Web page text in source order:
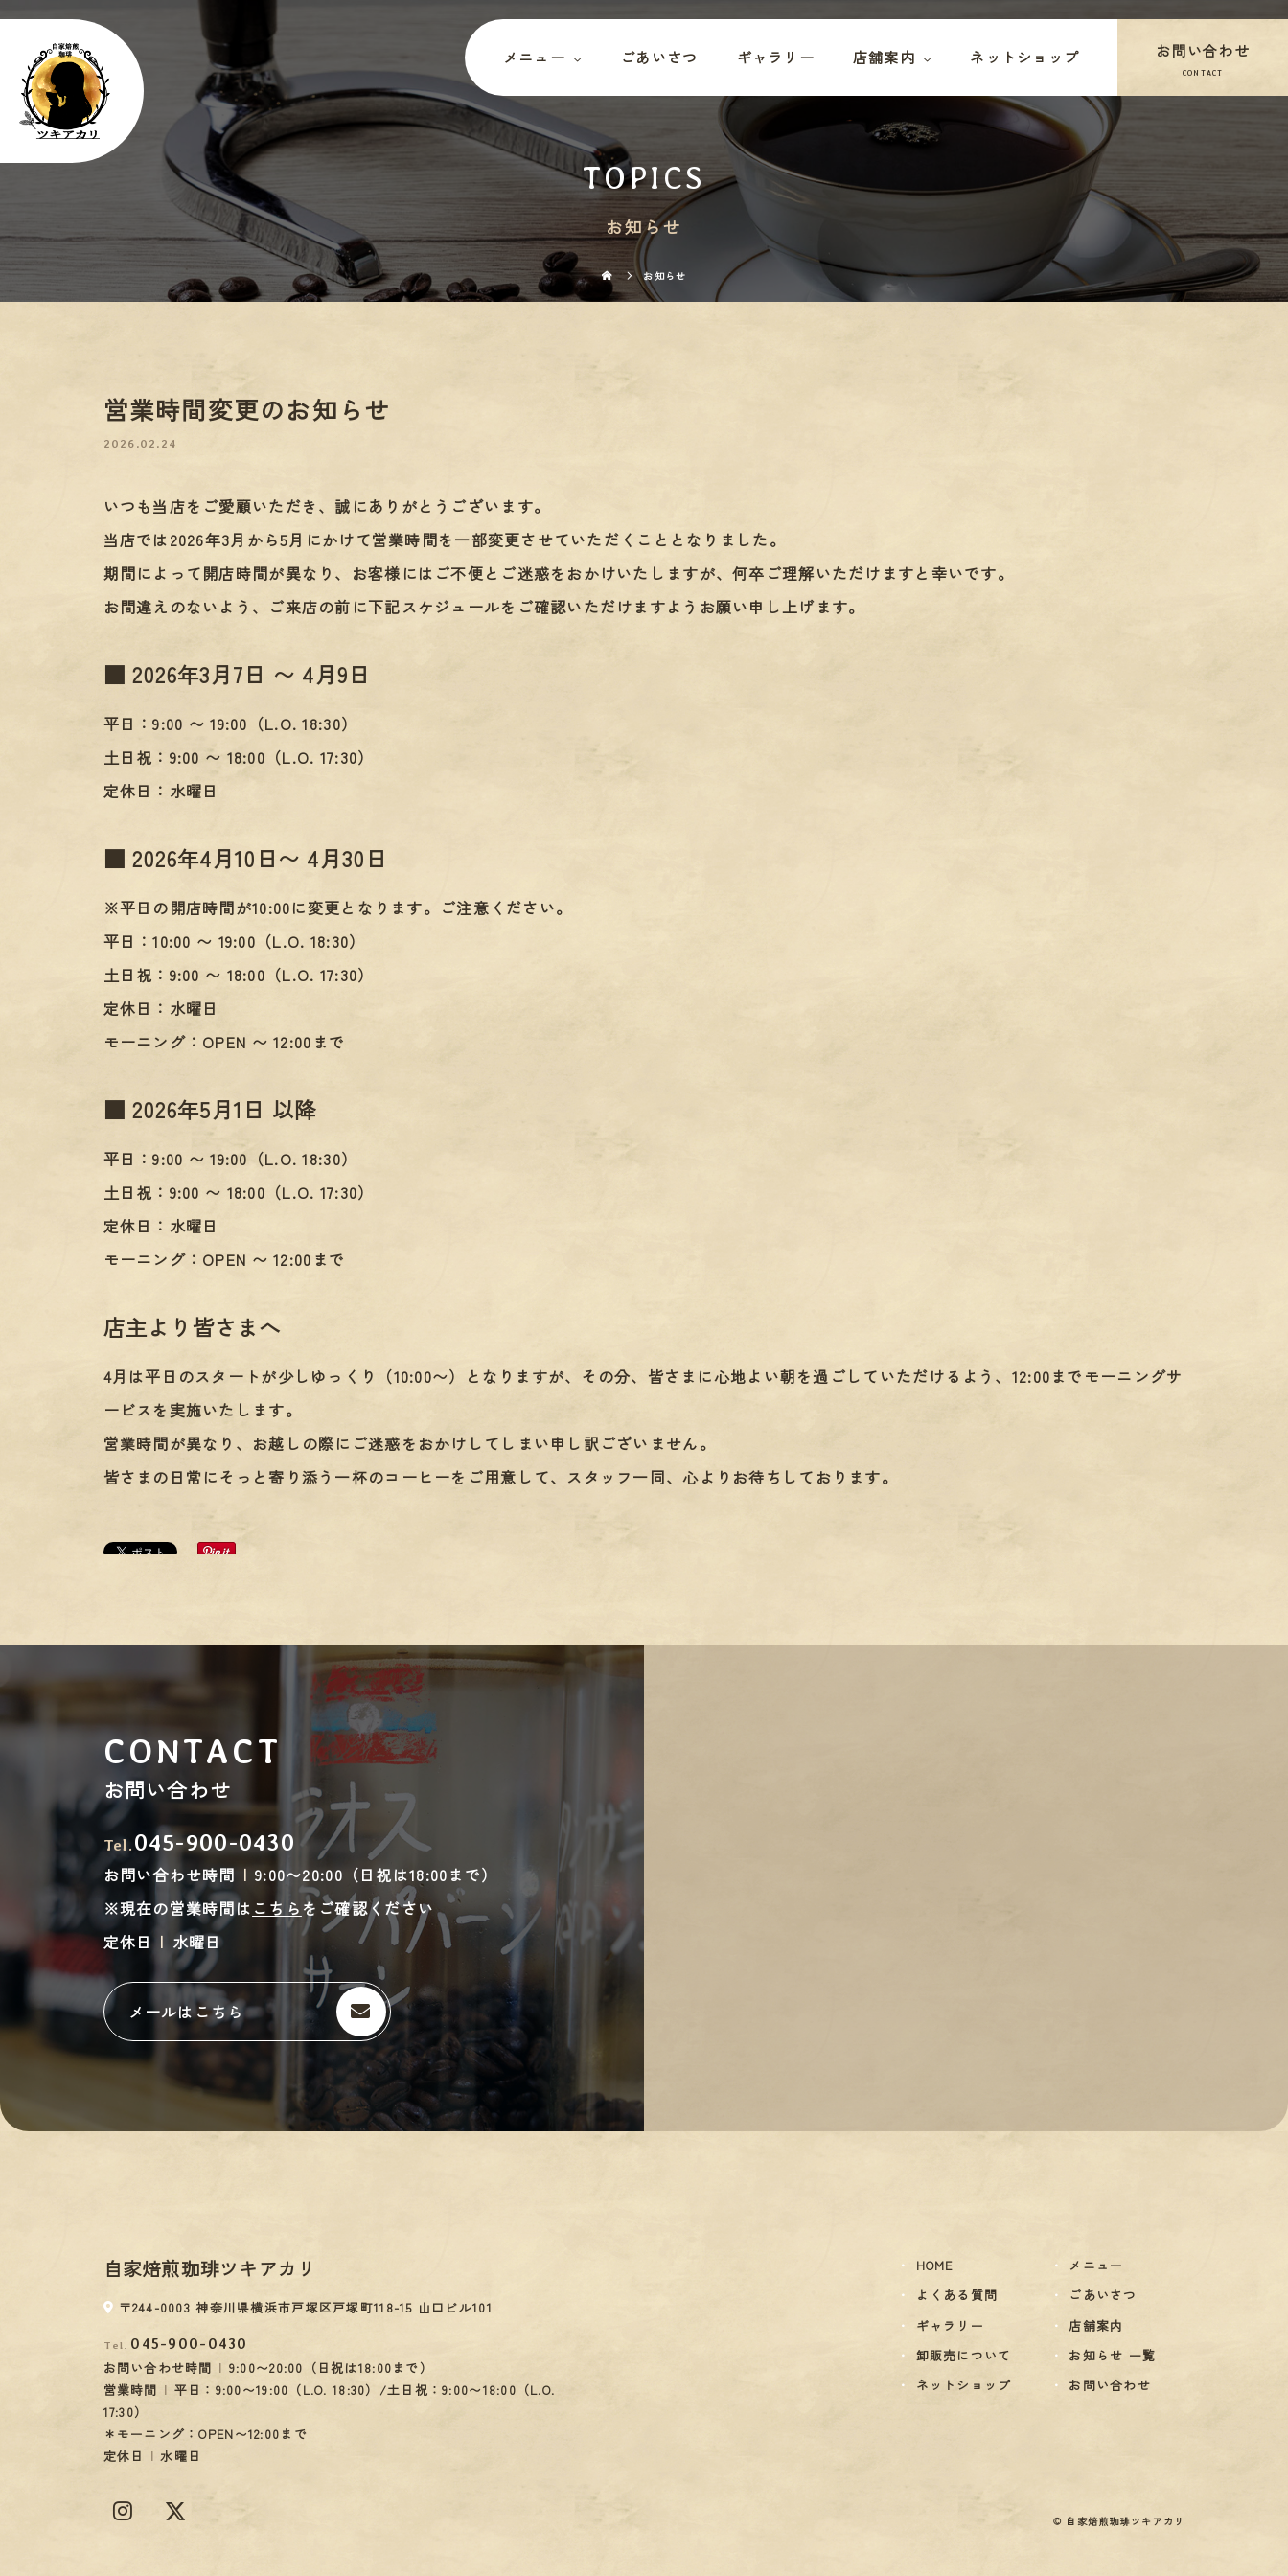
メニュー ごあいさつ ギャラリー 店舗案内 ネットショップ お問い合わせ
TOPICS
お知らせ
お知らせ
営業時間変更のお知らせ
2026.02.24
いつも当店をご愛顧いただき、誠にありがとうございます。
当店では2026年3月から5月にかけて営業時間を一部変更させていただくこととなりました。
期間によって開店時間が異なり、お客様にはご不便とご迷惑をおかけいたしますが、何卒ご理解いただけますと幸いです。
お間違えのないよう、ご来店の前に下記スケジュールをご確認いただけますようお願い申し上げます。
■ 2026年3月7日 〜 4月9日
平日：9:00 〜 19:00（L.O. 18:30）
土日祝：9:00 〜 18:00（L.O. 17:30）
定休日：水曜日
■ 2026年4月10日〜 4月30日
※平日の開店時間が10:00に変更となります。ご注意ください。
平日：10:00 〜 19:00（L.O. 18:30）
土日祝：9:00 〜 18:00（L.O. 17:30）
定休日：水曜日
モーニング：OPEN 〜 12:00まで
■ 2026年5月1日 以降
平日：9:00 〜 19:00（L.O. 18:30）
土日祝：9:00 〜 18:00（L.O. 17:30）
定休日：水曜日
モーニング：OPEN 〜 12:00まで
店主より皆さまへ
4月は平日のスタートが少しゆっくり（10:00〜）となりますが、その分、皆さまに心地よい朝を過ごしていただけるよう、12:00までモーニングサ
ービスを実施いたします。
営業時間が異なり、お越しの際にご迷惑をおかけしてしまい申し訳ございません。
皆さまの日常にそっと寄り添う一杯のコーヒーをご用意して、スタッフ一同、心よりお待ちしております。
CONTACT
お問い合わせ
Tel. 045-900-0430
お問い合わせ時間
9:00〜20:00（日祝は18:00まで）
※現在の営業時間は こちら をご確認ください
定休日
水曜日
メールはこちら
自家焙煎珈琲ツキアカリ
〒244-0003 神奈川県横浜市戸塚区戸塚町118-15 山口ビル101
Tel. 045-900-0430
お問い合わせ時間
9:00〜20:00（日祝は18:00まで）
営業時間
平日：9:00〜19:00（L.O. 18:30）/土日祝：9:00〜18:00（L.O.
17:30）
＊モーニング：OPEN〜12:00まで
定休日
水曜日
HOME
メニュー
よくある質問
ごあいさつ
ギャラリー
店舗案内
卸販売について
お知らせ 一覧
ネットショップ
お問い合わせ
© 自家焙煎珈琲ツキアカリ